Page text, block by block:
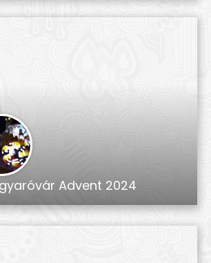
Advent 2024